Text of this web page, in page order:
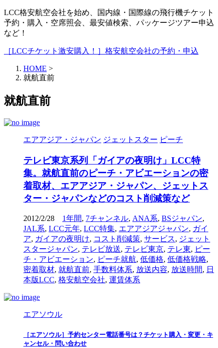
LCC格安航空会社を始め、国内線・国際線の飛行機チケット
予約・購入・空席照会、最安値検索、パッケージツアー申込
など！
［LCCチケット激安購入！］格安航空会社の予約・申込
HOME >
就航直前
就航直前
エアアジア・ジャパン ジェットスター ピーチ
テレビ東京系列「ガイアの夜明け」LCC特
集。就航直前のピーチ・アビエーションの密
着取材、エアアジア・ジャパン、ジェットス
ター・ジャパンなどのコスト削減策など
2012/2/28 1年間, 7チャンネル, ANA系, BSジャパン,
JAL系, LCC元年, LCC特集, エアアジアジャパン, ガイ
ア, ガイアの夜明け, コスト削減策, サービス, ジェット
スタージャパン, テレビ放送, テレビ東京, テレ東, ピー
チ・アビエーション, ピーチ就航, 低価格, 低価格戦略,
密着取材, 就航直前, 手数料体系, 放送内容, 放送時間, 日
本版LCC, 格安航空会社, 運賃体系
エアソウル
［エアソウル］予約センター電話番号は？チケット購入・変更・キ
ャンセル・問い合わせ